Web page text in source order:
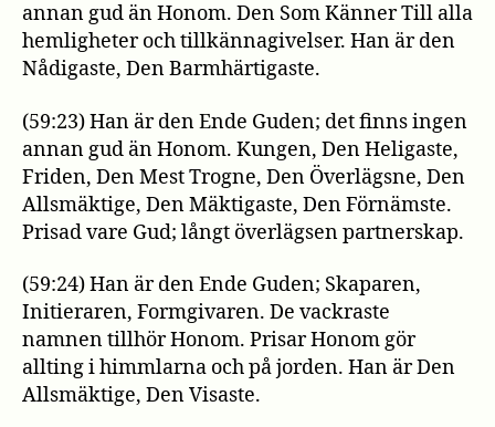
annan gud än Honom. Den Som Känner Till alla
hemligheter och tillkännagivelser. Han är den
Nådigaste, Den Barmhärtigaste.
(59:23) Han är den Ende Guden; det finns ingen
annan gud än Honom. Kungen, Den Heligaste,
Friden, Den Mest Trogne, Den Överlägsne, Den
Allsmäktige, Den Mäktigaste, Den Förnämste.
Prisad vare Gud; långt överlägsen partnerskap.
(59:24) Han är den Ende Guden; Skaparen,
Initieraren, Formgivaren. De vackraste
namnen tillhör Honom. Prisar Honom gör
allting i himmlarna och på jorden. Han är Den
Allsmäktige, Den Visaste.